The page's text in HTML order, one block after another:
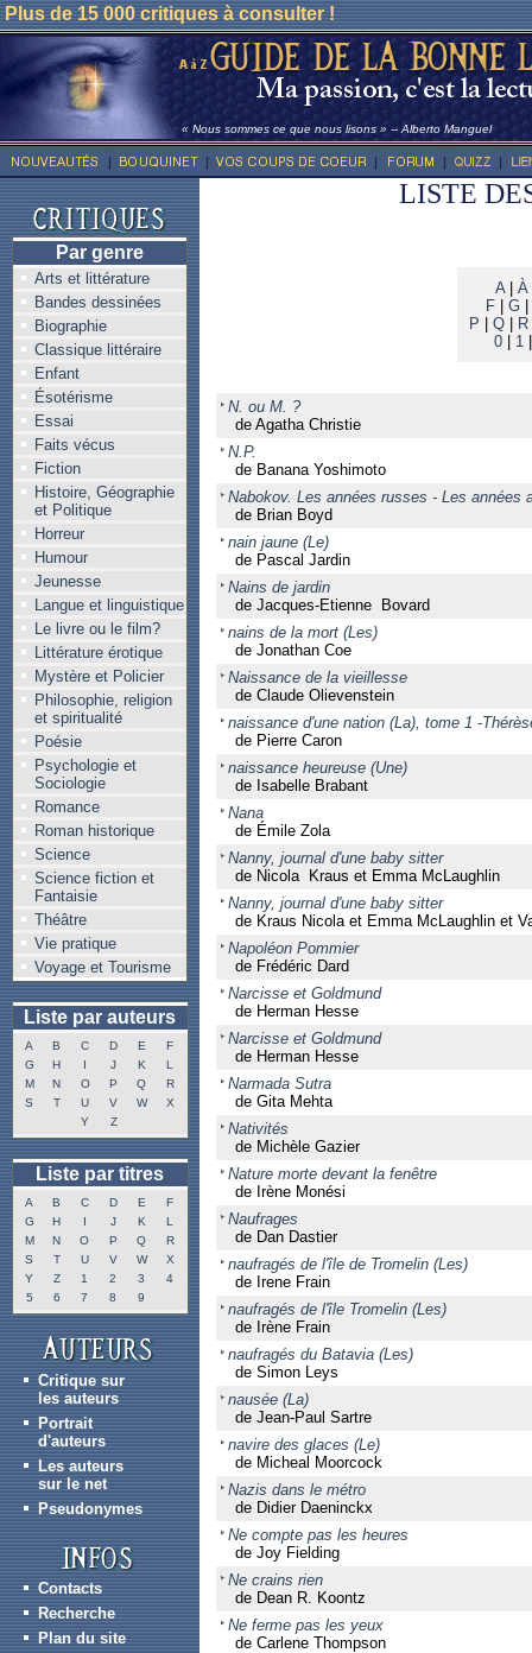
Plus de 15 000 critiques à consulter !
« Nous sommes ce que nous lisons » -- Alberto Manguel
Par genre
Arts et littérature
Bandes dessinées
Biographie
Classique littéraire
Enfant
Ésotérisme
Essai
Faits vécus
Fiction
Histoire, Géographie
et Politique
Horreur
Humour
Jeunesse
Langue et linguistique
Le livre ou le film?
Littérature érotique
Mystère et Policier
Philosophie, religion
et spiritualité
Poésie
Psychologie et
Sociologie
Romance
Roman historique
Science
Science fiction et
Fantaisie
Théâtre
Vie pratique
Voyage et Tourisme
Liste par auteurs
A B C D E
F
G
H I J K
L
M
N O P Q
R
S
T U V W
X
Y
Z
Liste par titres
A B C D E
F
G
H I J K
L
M
N O P Q
R
S
T U V W
X
Y
Z 1 2 3
4
5
6 7 8 9
Critique sur
les auteurs
Portrait
d'auteurs
Les auteurs
sur le net
Pseudonymes
Contacts
Recherche
Plan du site
LISTE
A| À
F
G
P
Q R
0
1
N. ou M. ?
de Agatha Christie
N.P.
de Banana Yoshimoto
Nabokov. Les années russes - Les années
de Brian Boyd
nain jaune (Le)
de Pascal Jardin
Nains de jardin
de Jacques-Etienne Bovard
nains de la mort (Les)
de Jonathan Coe
Naissance de la vieillesse
de Claude Olievenstein
naissance d'une nation (La), tome 1 -
de Pierre Caron
naissance heureuse (Une)
de Isabelle Brabant
Nana
de Émile Zola
Nanny, journal d'une baby sitter
de Nicola Kraus et Emma McLaughlin
Nanny, journal d'une baby sitter
de Kraus Nicola et Emma McLaughlin et
Napoléon Pommier
de Frédéric Dard
Narcisse et Goldmund
de Herman Hesse
Narcisse et Goldmund
de Herman Hesse
Narmada Sutra
de Gita Mehta
Nativités
de Michèle Gazier
Nature morte devant la fenêtre
de Irène Monési
Naufrages
de Dan Dastier
naufragés de l'île de Tromelin (Les)
de Irene Frain
naufragés de l'île Tromelin (Les)
de Irène Frain
naufragés du Batavia (Les)
de Simon Leys
nausée (La)
de Jean-Paul Sartre
navire des glaces (Le)
de Micheal Moorcock
Nazis dans le métro
de Didier Daeninckx
Ne compte pas les heures
de Joy Fielding
Ne crains rien
de Dean R. Koontz
Ne ferme pas les yeux
de Carlene Thompson